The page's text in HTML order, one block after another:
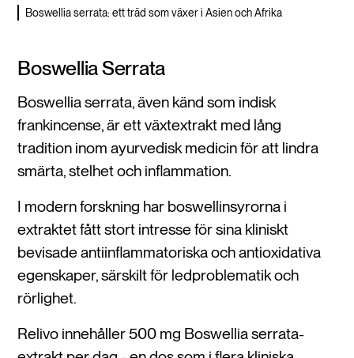
Boswellia serrata: ett träd som växer i Asien och Afrika
Boswellia Serrata
Boswellia serrata, även känd som indisk
frankincense, är ett växtextrakt med lång
tradition inom ayurvedisk medicin för att lindra
smärta, stelhet och inflammation.
I modern forskning har boswellinsyrorna i
extraktet fått stort intresse för sina kliniskt
bevisade antiinflammatoriska och antioxidativa
egenskaper, särskilt för ledproblematik och
rörlighet.
Relivo innehåller 500 mg Boswellia serrata-